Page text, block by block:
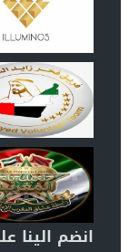
انضم الينا